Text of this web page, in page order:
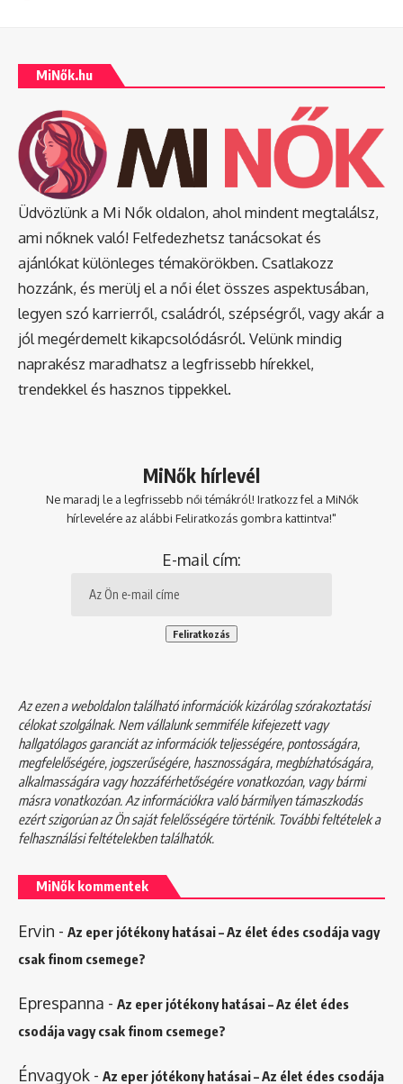
MiNők.hu
Üdvözlünk a Mi Nők oldalon, ahol mindent megtalálsz,
ami nőknek való! Felfedezhetsz tanácsokat és
ajánlókat különleges témakörökben. Csatlakozz
hozzánk, és merülj el a női élet összes aspektusában,
legyen szó karrierről, családról, szépségről, vagy akár a
jól megérdemelt kikapcsolódásról. Velünk mindig
naprakész maradhatsz a legfrissebb hírekkel,
trendekkel és hasznos tippekkel.
MiNők hírlevél
Ne maradj le a legfrissebb női témákról! Iratkozz fel a MiNők
hírlevelére az alábbi Feliratkozás gombra kattintva!"
E-mail cím:
Az ezen a weboldalon található információk kizárólag szórakoztatási
célokat szolgálnak. Nem vállalunk semmiféle kifejezett vagy
hallgatólagos garanciát az információk teljességére, pontosságára,
megfelelőségére, jogszerűségére, hasznosságára, megbízhatóságára,
alkalmasságára vagy hozzáférhetőségére vonatkozóan, vagy bármi
másra vonatkozóan. Az információkra való bármilyen támaszkodás
ezért szigorúan az Ön saját felelősségére történik. További feltételek a
felhasználási feltételekbentalálhatók.
MiNők kommentek
Ervin - Az eper jótékony hatásai – Az élet édes csodája vagy
csak finom csemege?
Eprespanna - Az eper jótékony hatásai – Az élet édes
csodája vagy csak finom csemege?
Énvagyok - Az eper jótékony hatásai – Az élet édes csodája